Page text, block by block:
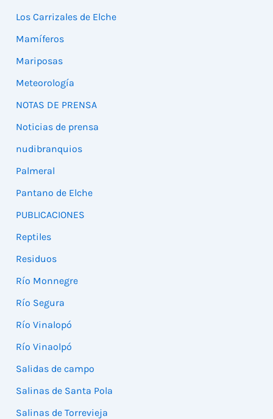
Los Carrizales de Elche
Mamíferos
Mariposas
Meteorología
NOTAS DE PRENSA
Noticias de prensa
nudibranquios
Palmeral
Pantano de Elche
PUBLICACIONES
Reptiles
Residuos
Río Monnegre
Río Segura
Río Vinalopó
Río Vinaolpó
Salidas de campo
Salinas de Santa Pola
Salinas de Torrevieja